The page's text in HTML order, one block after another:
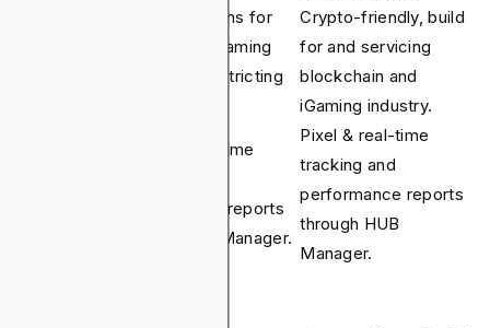
Strict limitations for
crypto and iGaming
ads, often restricting
Crypto-friendly, build
for and servicing
blockchain and
iGaming industry.
Pixel & real-time
performance reports
through Ads Manager.
Pixel & real-time
tracking and
performance reports
through HUB
Manager.